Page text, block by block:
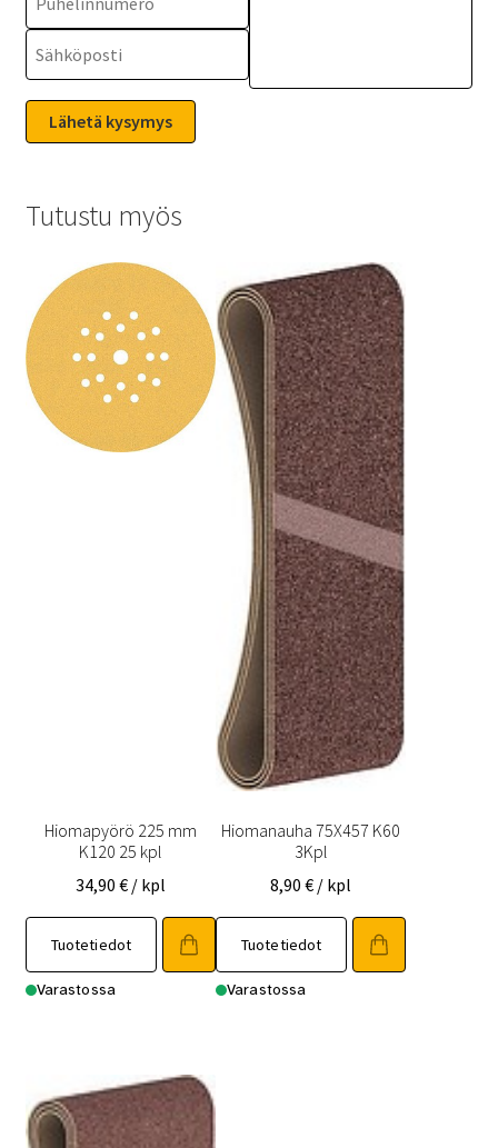
Tutustu myös
Hiomapyörö 225 mm
K120 25 kpl
34,90 € / kpl
Tuotetiedot
Varastossa
Hiomanauha 75X457 K60
3Kpl
8,90€ / kpl
Tuotetiedot
Varastossa